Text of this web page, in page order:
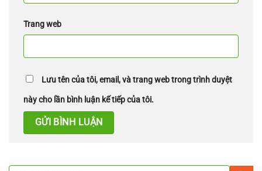
Trang web
Lưu tên của tôi, email, và trang web trong trình duyệt
này cho lần bình luận kế tiếp của tôi.